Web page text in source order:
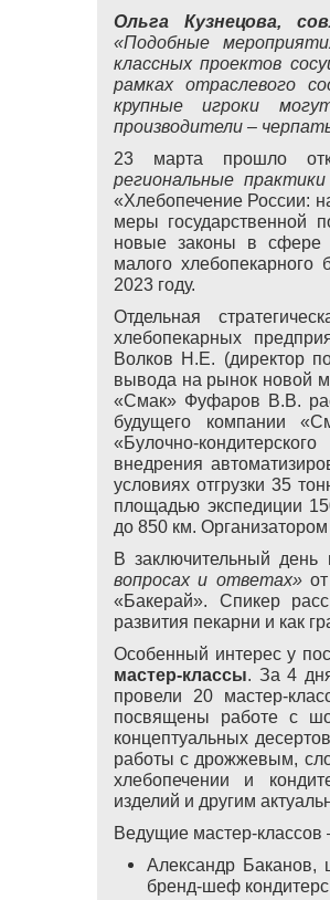
Ольга Кузнецова,
«Подобные
классных проектов
рамках отраслевого
крупные игроки
производители –
23 марта прошло
региональные
«Хлебопечение России:
меры государственной
новые законы в сфере
малого хлебопекарного
2023 году.
Отдельная
хлебопекарных
Волков Н.Е. (директор
вывода на рынок новой
«Смак» Фуфаров В.В.
будущего компании
«Булочно-
внедрения
условиях отгрузки 35
площадью экспедиции
до 850 км.
В заключительный
вопросах и ответах»от
«Бакерай».
Спикер
развития пекарни и как
Особенный интерес у
мастер-классы . За 4
провели 20 мастер-
посвящены работе с
концептуальных
работы с дрожжевым,
хлебопечении и
изделий и другим
Ведущие мастер-
Александр Баканов,
бренд-шеф